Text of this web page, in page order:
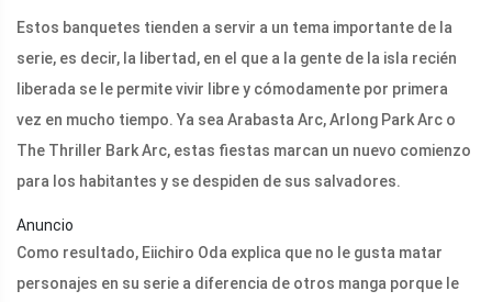
Estos banquetes tienden a servir a un tema importante de la
serie, es decir, la libertad, en el que a la gente de la isla recién
liberada se le permite vivir libre y cómodamente por primera
vez en mucho tiempo. Ya sea Arabasta Arc, Arlong Park Arc o
The Thriller Bark Arc, estas fiestas marcan un nuevo comienzo
para los habitantes y se despiden de sus salvadores.
Anuncio
Como resultado, Eiichiro Oda explica que no le gusta matar
personajes en su serie a diferencia de otros manga porque le